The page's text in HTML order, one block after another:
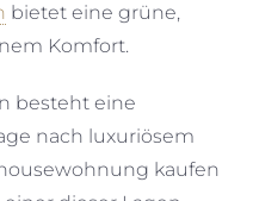
bietet eine grüne,
Komfort.
besteht eine
nach luxuriösem
kaufen